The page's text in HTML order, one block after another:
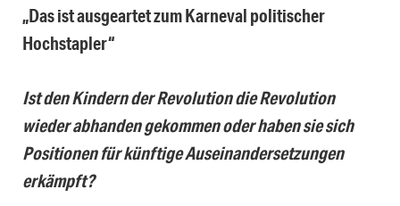
„Das ist ausgeartet zum Karneval politischer
Hochstapler“
Ist den Kindern der Revolution die Revolution
wieder abhanden gekommen oder haben sie sich
Positionen für künftige Auseinandersetzungen
erkämpft?